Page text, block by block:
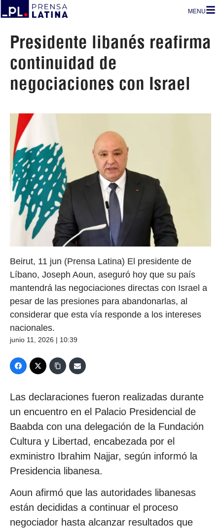
MENU
Presidente libanés reafirma
continuidad de
negociaciones con Israel
Beirut, 11 jun (Prensa Latina) El presidente de
Líbano, Joseph Aoun, aseguró hoy que su país
mantendrá las negociaciones directas con Israel a
pesar de las presiones para abandonarlas, al
considerar que esta vía responde a los intereses
nacionales.
junio 11, 2026 | 10:39
Las declaraciones fueron realizadas durante
un encuentro en el Palacio Presidencial de
Baabda con una delegación de la Fundación
Cultura y Libertad, encabezada por el
exministro Ibrahim Najjar, según informó la
Presidencia libanesa.
Aoun afirmó que las autoridades libanesas
están decididas a continuar el proceso
negociador hasta alcanzar resultados que